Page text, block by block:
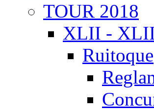
TOUR 2018
XLII -
Ruitoque